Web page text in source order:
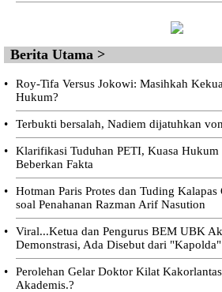
Berita Utama >
•
Roy-Tifa Versus Jokowi: Masihkah
Hukum?
• Terbukti bersalah, Nadiem dijatuhkan
•
Klarifikasi Tuduhan PETI, Kuasa
Beberkan Fakta
•
Hotman Paris Protes dan Tuding
soal Penahanan Razman Arif Nasution
•
Viral...Ketua dan Pengurus BEM UBK
Demonstrasi, Ada Disebut dari "Kapolda"
•
Perolehan Gelar Doktor Kilat
Akademis.?